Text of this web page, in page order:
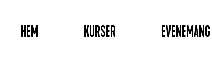
HEM KURSER EVENEMANG